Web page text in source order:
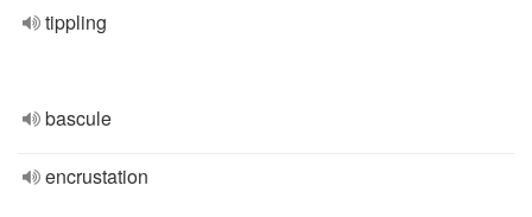
tippling
bascule
encrustation